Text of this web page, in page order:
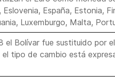
Eslovenia, España, Estonia,
Luxemburgo, Malta,
el Bolívar fue sustituido por
tipo de cambio está